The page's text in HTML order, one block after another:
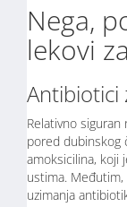
Nega,
lekovi
Antibiotici
Relativno
pored dubinskog
amoksicilina, koji
ustima.
uzimanja